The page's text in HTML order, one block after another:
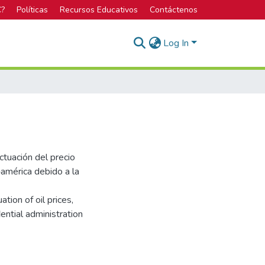
Políticas Recursos Educativos Contáctenos
Log In
del precio
debido a la
of oil prices,
administration